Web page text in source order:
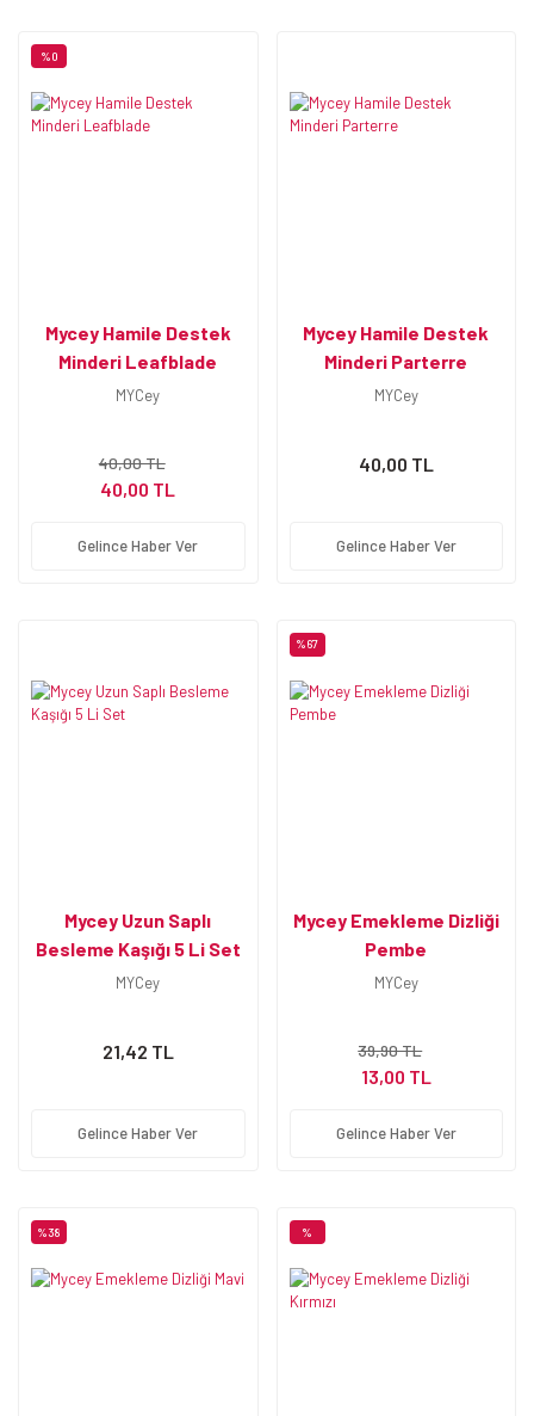
%0
Mycey Hamile Destek
Minderi Leafblade
MYCey
40,00 TL
40,00 TL
Gelince Haber Ver
Mycey Hamile Destek
Minderi Parterre
MYCey
40,00 TL
Gelince Haber Ver
Mycey Uzun Saplı
Besleme Kaşığı 5 Li Set
MYCey
21,42 TL
Gelince Haber Ver
%67
Mycey Emekleme Dizliği
Pembe
MYCey
39,90 TL
13,00 TL
Gelince Haber Ver
%38 %